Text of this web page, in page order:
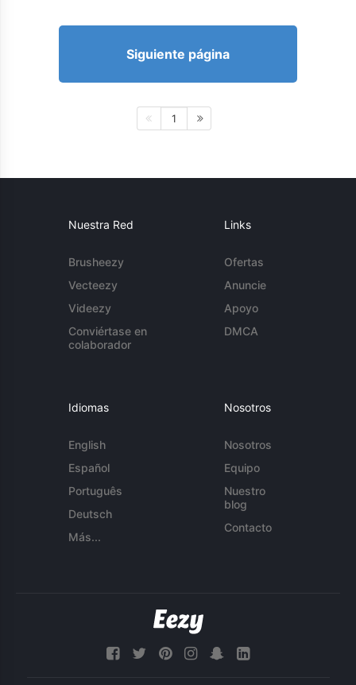
Siguiente página
1
Nuestra Red
Brusheezy
Vecteezy
Videezy
Conviértase en
colaborador
Links
Ofertas
Anuncie
Apoyo
DMCA
Idiomas
English
Español
Português
Deutsch
Más...
Nosotros
Nosotros
Equipo
Nuestro
blog
Contacto